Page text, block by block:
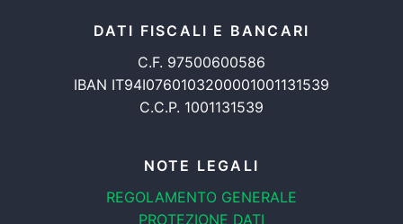
DATI FISCALI E BANCARI
C.F. 97500600586
IBAN IT94I0760103200001001131539
C.C.P. 1001131539
NOTE LEGALI
REGOLAMENTO GENERALE
PROTEZIONE DATI